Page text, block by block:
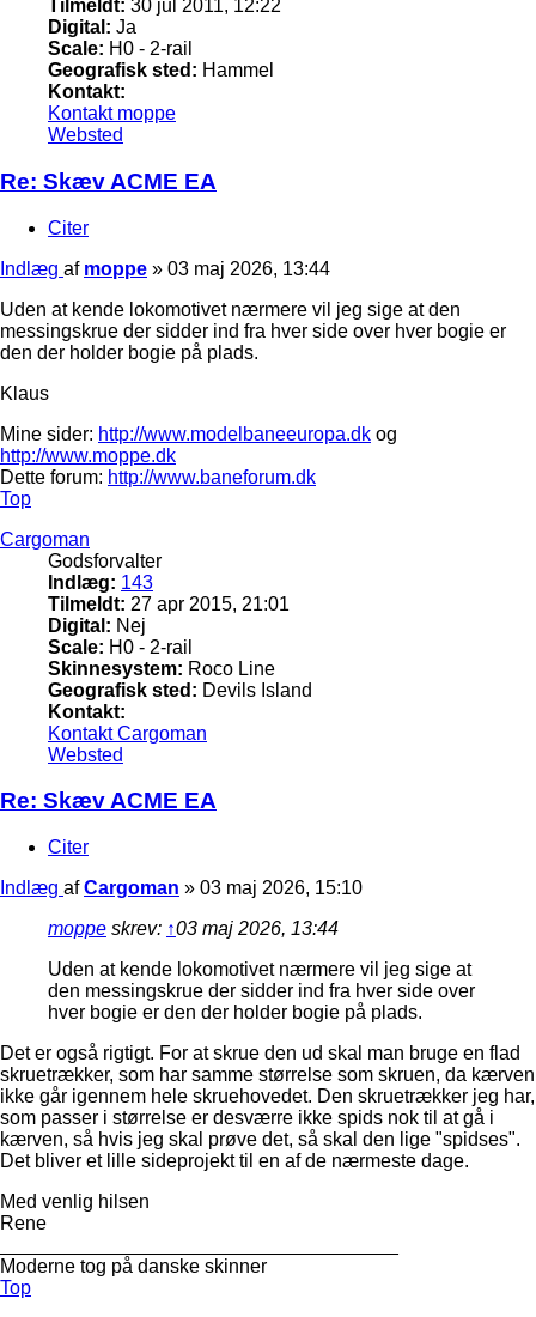
Tilmeldt: 30 jul 2011, 12:22
Digital: Ja
Scale: H0 - 2-rail
Geografisk sted: Hammel
Kontakt:
Kontakt moppe
Websted
Re: Skæv ACME EA
Citer
Indlæg af moppe » 03 maj 2026, 13:44
Uden at kende lokomotivet nærmere vil jeg sige at den
messingskrue der sidder ind fra hver side over hver bogie er
den der holder bogie på plads.
Klaus
Mine sider: http://www.modelbaneeuropa.dk og
http://www.moppe.dk
Dette forum: http://www.baneforum.dk
Top
Cargoman
Godsforvalter
Indlæg: 143
Tilmeldt: 27 apr 2015, 21:01
Digital: Nej
Scale: H0 - 2-rail
Skinnesystem: Roco Line
Geografisk sted: Devils Island
Kontakt:
Kontakt Cargoman
Websted
Re: Skæv ACME EA
Citer
Indlæg afCargoman » 03 maj 2026, 15:10
moppe skrev: ↑03 maj 2026, 13:44
Uden at kende lokomotivet nærmere vil jeg sige at
den messingskrue der sidder ind fra hver side over
hver bogie er den der holder bogie på plads.
Det er også rigtigt. For at skrue den ud skal man bruge en flad
skruetrækker, som har samme størrelse som skruen, da kærven
ikke går igennem hele skruehovedet. Den skruetrækker jeg har,
som passer i størrelse er desværre ikke spids nok til at gå i
kærven, så hvis jeg skal prøve det, så skal den lige "spidses".
Det bliver et lille sideprojekt til en af de nærmeste dage.
Med venlig hilsen
Rene
Moderne tog på danske skinner
Top